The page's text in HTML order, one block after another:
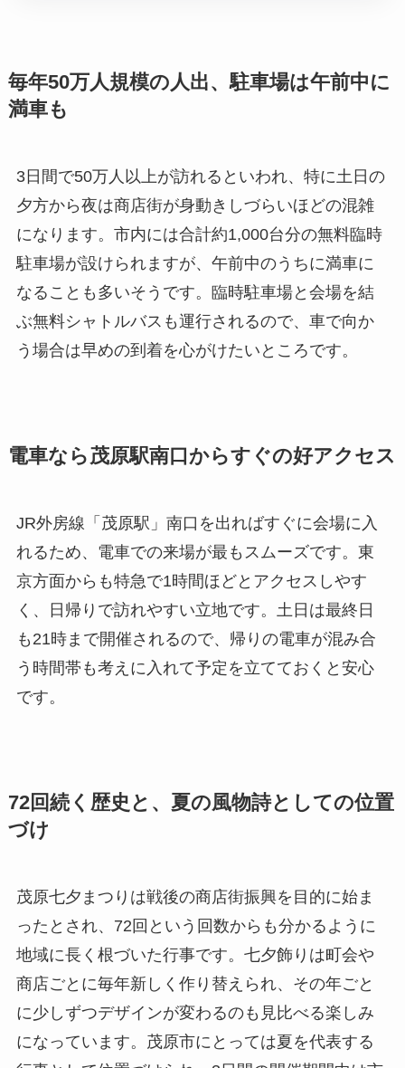
毎年50万人規模の人出、駐車場は午前中に
満車も
3日間で50万人以上が訪れるといわれ、特に土日の
夕方から夜は商店街が身動きしづらいほどの混雑
になります。市内には合計約1,000台分の無料臨時
駐車場が設けられますが、午前中のうちに満車に
なることも多いそうです。臨時駐車場と会場を結
ぶ無料シャトルバスも運行されるので、車で向か
う場合は早めの到着を心がけたいところです。
電車なら茂原駅南口からすぐの好アクセス
JR外房線「茂原駅」南口を出ればすぐに会場に入
れるため、電車での来場が最もスムーズです。東
京方面からも特急で1時間ほどとアクセスしやす
く、日帰りで訪れやすい立地です。土日は最終日
も21時まで開催されるので、帰りの電車が混み合
う時間帯も考えに入れて予定を立てておくと安心
です。
72回続く歴史と、夏の風物詩としての位置
づけ
茂原七夕まつりは戦後の商店街振興を目的に始ま
ったとされ、72回という回数からも分かるように
地域に長く根づいた行事です。七夕飾りは町会や
商店ごとに毎年新しく作り替えられ、その年ごと
に少しずつデザインが変わるのも見比べる楽しみ
になっています。茂原市にとっては夏を代表する